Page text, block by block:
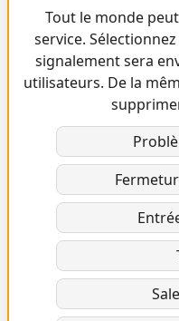
Tout le monde
service.
signalement sera
utilisateurs. De la